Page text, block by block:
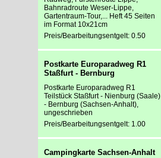
Bahnradroute Weser-Lippe,
Gartentraum-Tour,... Heft 45 Seiten
im Format 10x21cm
Preis/Bearbeitungsentgelt: 0.50
Postkarte Europaradweg R1
Staßfurt - Bernburg
Postkarte Europaradweg R1
Teilstück Staßfurt - Nienburg (Saale)
- Bernburg (Sachsen-Anhalt),
ungeschrieben
Preis/Bearbeitungsentgelt: 1.00
Campingkarte Sachsen-Anhalt